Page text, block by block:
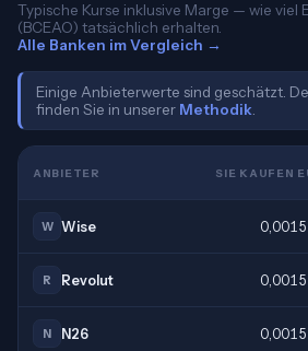
Typische Kurse inklusive Marge — wie viel
(BCEAO) tatsächlich erhalten.
Alle Banken im Vergleich →
Einige Anbieterwerte sind geschätzt.
finden Sie in unserer Methodik
ANBIETER SIE KAUFEN
W Wise
R Revolut
N N26